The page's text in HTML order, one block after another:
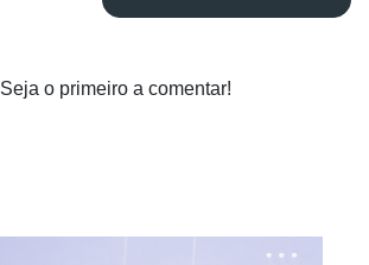
Seja o primeiro a comentar!